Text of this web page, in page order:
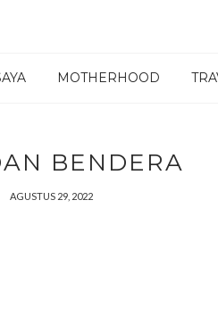
MOTHERHOOD
BENDERA
AGUSTUS 29, 2022